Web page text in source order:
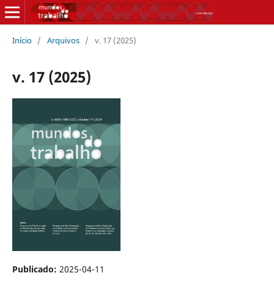
Início / Arquivos / v. 17 (2025)
v. 17 (2025)
Publicado: 2025-04-11